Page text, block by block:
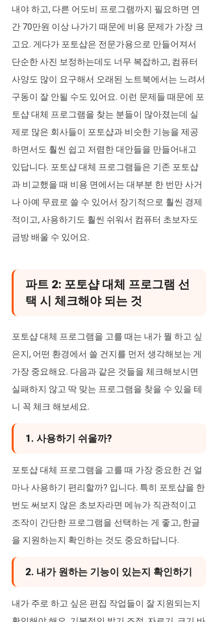
내야 하고, 다른 어도비 프로그램까지 필요하면 연
간 70만원 이상 나가기 때문에 비용 문제가 가장 크
고요. 게다가 포토샵은 전문가용으로 만들어져서
단순한 사진 보정하는데도 너무 복잡하고, 컴퓨터
사양도 많이 요구해서 오래된 노트북에서는 느려서
구동이 잘 안될 수도 있어요. 이런 문제들 때문에 포
토샵 대체 프로그램을 찾는 분들이 많아졌는데 실
제로 많은 회사들이 포토샵과 비슷한 기능을 제공
하면서도 훨씬 쉽고 저렴한 대안들을 만들어내고
있답니다. 포토샵 대체 프로그램들은 기존 포토샵
과 비교했을 때 비용 면에서는 대부분 한 번만 사거
나 아예 무료로 쓸 수 있어서 장기적으로 훨씬 경제
적이고, 사용하기도 훨씬 쉬워서 컴퓨터 초보자도
금방 배울 수 있어요.
파트 2: 포토샵 대체 프로그램 선
택 시 체크해야 되는 것
포토샵 대체 프로그램을 고를 때는 내가 뭘 하고 싶
은지, 어떤 환경에서 쓸 건지를 먼저 생각해보는 게
가장 중요해요. 다음과 같은 것들을 체크해보시면
실패하지 않고 딱 맞는 프로그램을 찾을 수 있을 테
니 꼭 체크 해보세요.
1. 사용하기 쉬울까?
포토샵 대체 프로그램을 고를 때 가장 중요한 건 얼
마나 사용하기 편리할까? 입니다. 특히 포토샵을 한
번도 써보지 않은 초보자라면 메뉴가 직관적이고
조작이 간단한 프로그램을 선택하는 게 좋고, 한글
을 지원하는지 확인하는 것도 중요하답니다.
2. 내가 원하는 기능이 있는지 확인하기
내가 주로 하고 싶은 편집 작업들이 잘 지원되는지